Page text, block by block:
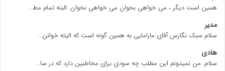
همین است دیگر ، می خواهی بخوان می خواهی نخوان. البته تمام مط...
مدیر
سلام سبک نگارس آقای مارامایی به همین گونه است که الیته خوانن...
هادی
سلام. من نمیدونم این مطلب چه سودی برای مخاطبین دارد که در سا...